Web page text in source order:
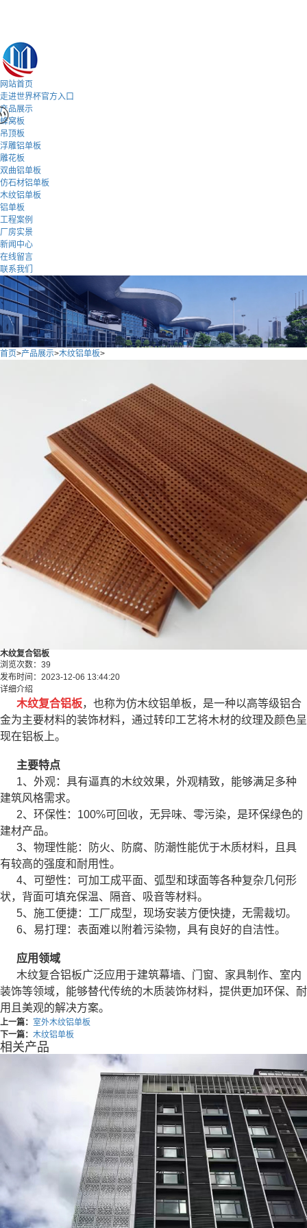
网站首页
走进世界杯官方入口
产品展示
蜂窝板
吊顶板
浮雕铝单板
雕花板
双曲铝单板
仿石材铝单板
木纹铝单板
铝单板
工程案例
厂房实景
新闻中心
在线留言
联系我们
首页>产品展示>木纹铝单板>
木纹复合铝板
浏览次数： 39
发布时间： 2023-12-06 13:44:20
详细介绍
木纹复合铝板，也称为仿木纹铝单板，是一种以高等级铝合
金为主要材料的装饰材料，通过转印工艺将木材的纹理及颜色呈
现在铝板上。
主要特点
1、外观：具有逼真的木纹效果，外观精致，能够满足多种
建筑风格需求。
2、环保性：100%可回收，无异味、零污染，是环保绿色的
建材产品。
3、物理性能：防火、防腐、防潮性能优于木质材料，且具
有较高的强度和耐用性。
4、可塑性：可加工成平面、弧型和球面等各种复杂几何形
状，背面可填充保温、隔音、吸音等材料。
5、施工便捷：工厂成型，现场安装方便快捷，无需裁切。
6、易打理：表面难以附着污染物，具有良好的自洁性。
应用领域
木纹复合铝板广泛应用于建筑幕墙、门窗、家具制作、室内
装饰等领域，能够替代传统的木质装饰材料，提供更加环保、耐
用且美观的解决方案。
上一篇： 室外木纹铝单板
下一篇： 木纹铝单板
相关产品